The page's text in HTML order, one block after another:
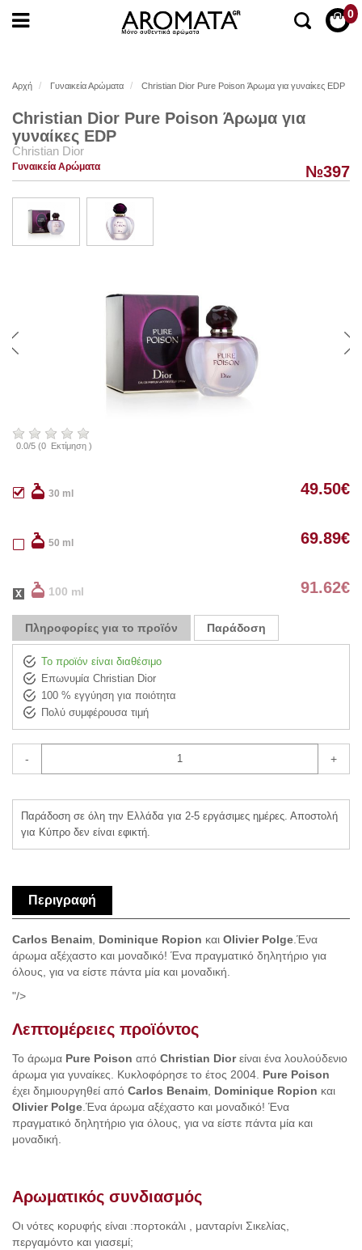
0
Αρχή Γυναικεία Αρώματα Christian Dior Pure Poison Άρωμα για γυναίκες EDP
Christian Dior Pure Poison Άρωμα για
γυναίκες EDP
Christian Dior
Γυναικεία Αρώματα №397
0.0/5 (0 Εκτίμηση )
30 ml 49.50€
50 ml 69.89€
100 ml 91.62€
Πληροφορίες για το προϊόν Παράδοση
Το προϊόν είναι διαθέσιμο
Επωνυμία Christian Dior
100 % εγγύηση για ποιότητα
Πολύ συμφέρουσα τιμή
- +
Παράδοση σε όλη την Ελλάδα για 2-5 εργάσιμες ημέρες. Αποστολή
για Κύπρο δεν είναι εφικτή.
Περιγραφή
Carlos Benaim, Dominique Ropion και Olivier Polge.Ένα
άρωμα αξέχαστο και μοναδικό! Ένα πραγματικό δηλητήριο για
όλους, για να είστε πάντα μία και μοναδική.
"/>
Λεπτομέρειες προϊόντος
Το άρωμα Pure Poison από Christian Diorείναι ένα λουλούδενιο
άρωμα για γυναίκες. Κυκλοφόρησε το έτος 2004. Pure Poison
έχει δημιουργηθεί από Carlos Benaim, Dominique Ropion και
Olivier Polge.Ένα άρωμα αξέχαστο και μοναδικό! Ένα
πραγματικό δηλητήριο για όλους, για να είστε πάντα μία και
μοναδική.
Αρωματικός συνδιασμός
Οι νότες κορυφής είναι :πορτοκάλι , μανταρίνι Σικελίας,
περγαμόντο και γιασεμί;